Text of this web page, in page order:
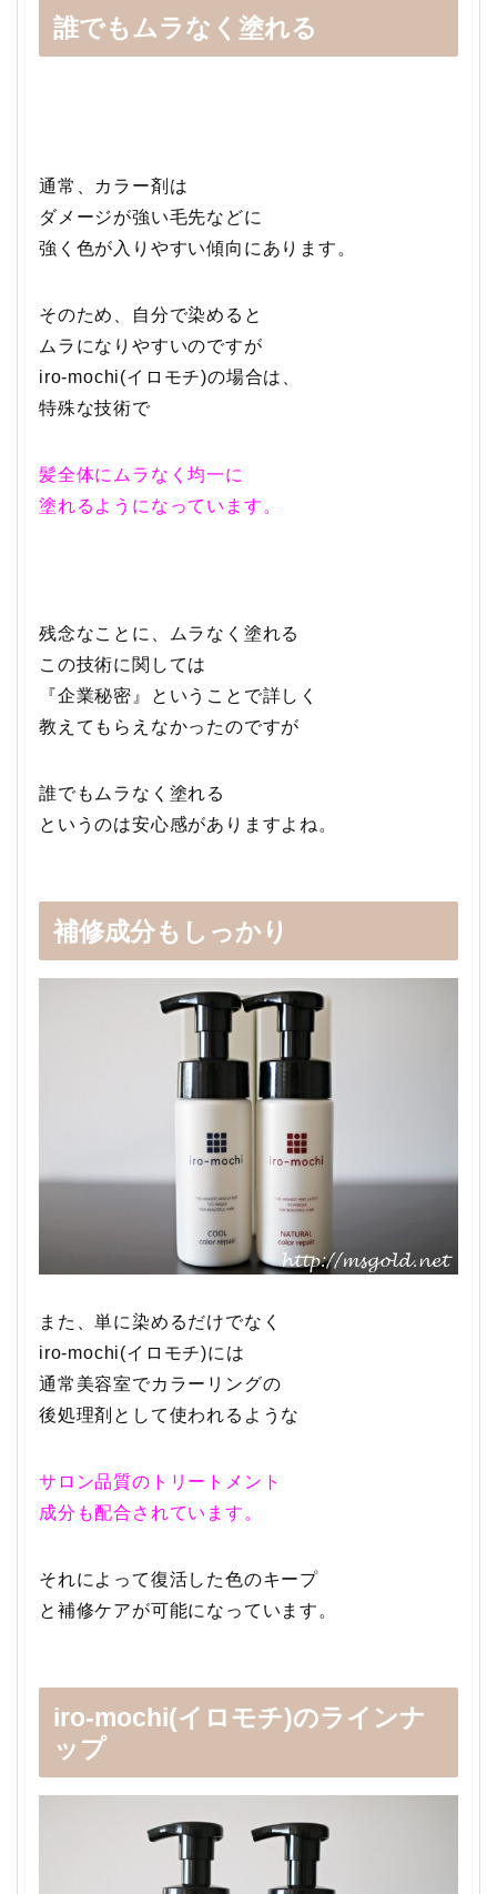
誰でもムラなく塗れる
通常、カラー剤は
ダメージが強い毛先などに
強く色が入りやすい傾向にあります。
そのため、自分で染めると
ムラになりやすいのですが
iro-mochi(イロモチ)の場合は、
特殊な技術で
髪全体にムラなく均一に
塗れるようになっています。
残念なことに、ムラなく塗れる
この技術に関しては
『企業秘密』ということで詳しく
教えてもらえなかったのですが
誰でもムラなく塗れる
というのは安心感がありますよね。
補修成分もしっかり
また、単に染めるだけでなく
iro-mochi(イロモチ)には
通常美容室でカラーリングの
後処理剤として使われるような
サロン品質のトリートメント
成分も配合されています。
それによって復活した色のキープ
と補修ケアが可能になっています。
iro-mochi(イロモチ)のラインナ
ップ